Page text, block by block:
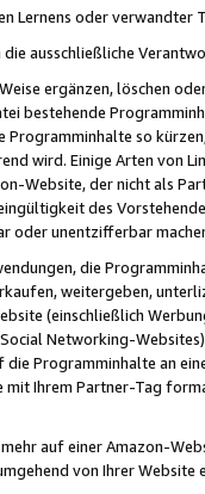
Lernens oder
die ausschließliche
ergänzen, löschen
bestehende
so
wird. Einige Arten von
Website, der nicht als
des
oder unentzifferbar
die
weitergeben,
(einschließlich
Networking-
Programminhalte an
Ihrem Partner-Tag
auf einer Amazon-
von Ihrer